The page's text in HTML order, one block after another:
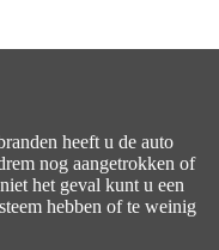
heeft u de auto
nog aangetrokken of
het geval kunt u een
hebben of te weinig